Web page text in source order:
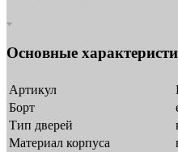
Основные
Артикул
Борт
Тип дверей
Материал корпуса